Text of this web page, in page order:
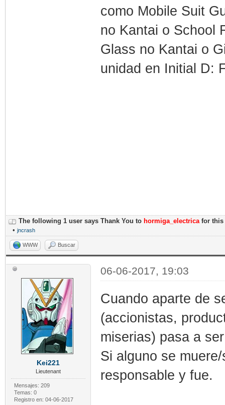
como Mobile Suit
no Kantai o School
Glass no Kantai o
unidad en Initial D:
The following 1 user says Thank You to hormiga_electricafor this
• jncrash
WWW Buscar
Kei221
Lieutenant
Mensajes: 209
Temas: 0
Registro en: 04-06-2017
06-06-2017, 19:03
Cuando aparte de
(accionistas,
miserias) pasa a
Si alguno se
responsable y fue.